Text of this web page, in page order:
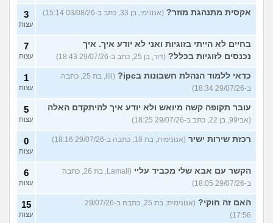
אקסית מתנהגת מוזר? (אנונימי, בן 33, כתב ב-03/08/26 15:14) 3
עצות
בחיים לא הייתי בזוגיות ואני לא יודע איך. איך
נכנסים לזוגיות בכלל? (דור, בן 25, כתב ב-29/07/26 18:43)
7
עצות
כדאי ללמוד הנהלת חשבונות בipc?
(lili, בת 25, כתבה
ב-29/07/26 18:34)
1
עצות
עובר תקופה קשה מיואש ולא יודע איך להיתקדם האלה
(אבי99, בן 22, כתב ב-29/07/26 18:25)
5
עצות
רכזת שירות ישיר (אנונימית, בת 18, כתבה ב-29/07/26 18:16) 0
עצות
הקשר עם אבא שלי מכביד עליי
(Lamali, בת 26, כתבה
ב-29/07/26 18:05)
6
עצות
האם זה חוקי?
(אנונימית, בת 25, כתבה ב-29/07/26
17:56)
15
עצות